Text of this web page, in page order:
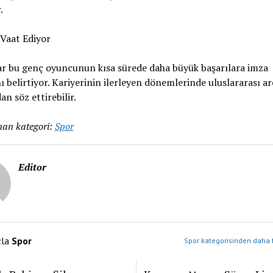
Ediyor
bu genç oyuncunun kısa sürede daha büyük başarılara imza
belirtiyor. Kariyerinin ilerleyen dönemlerinde uluslararası
söz ettirebilir.
kategori: Spor
Editor
Spor Spor kategorisinden daha